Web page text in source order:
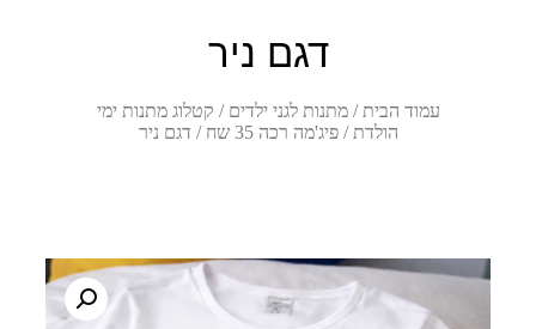
דגם ניר
עמוד הבית /מתנות לגני ילדים / קטלוג מתנות ימי
הולדת /פיג'מה רכה 35 שח / דגם ניר